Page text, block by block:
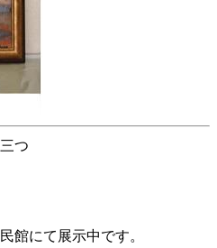
つ
館にて展示中です。